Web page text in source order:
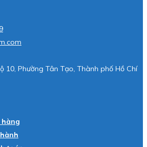
10, Phường Tân Tạo, Thành phố Hồ Chí
hàng